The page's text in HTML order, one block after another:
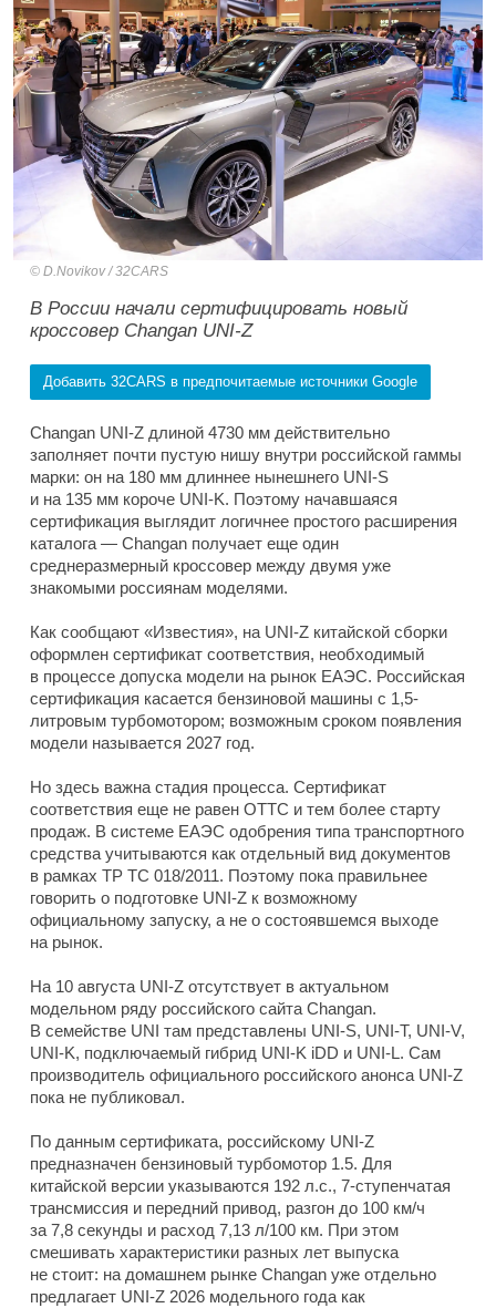
D.Novikov / 32CARS
В России начали сертифицировать новый
кроссовер Changan UNI-Z
Добавить 32CARS в предпочитаемые источники Google
Changan UNI-Z длиной 4730 мм действительно
заполняет почти пустую нишу внутри российской гаммы
марки: он на 180 мм длиннее нынешнего UNI-S
и на 135 мм короче UNI-K. Поэтому начавшаяся
сертификация выглядит логичнее простого расширения
каталога — Changan получает еще один
среднеразмерный кроссовер между двумя уже
знакомыми россиянам моделями.
Как сообщают «Известия», на UNI-Z китайской сборки
оформлен сертификат соответствия, необходимый
в процессе допуска модели на рынок ЕАЭС. Российская
сертификация касается бензиновой машины с 1,5-
литровым турбомотором; возможным сроком появления
модели называется 2027 год.
Но здесь важна стадия процесса. Сертификат
соответствия еще не равен ОТТС и тем более старту
продаж. В системе ЕАЭС одобрения типа транспортного
средства учитываются как отдельный вид документов
в рамках ТР ТС 018/2011. Поэтому пока правильнее
говорить о подготовке UNI-Z к возможному
официальному запуску, а не о состоявшемся выходе
на рынок.
На 10 августа UNI-Z отсутствует в актуальном
модельном ряду российского сайта Changan.
В семействе UNI там представлены UNI-S, UNI-T, UNI-V,
UNI-K, подключаемый гибрид UNI-K iDD и UNI-L. Сам
производитель официального российского анонса UNI-Z
пока не публиковал.
По данным сертификата, российскому UNI-Z
предназначен бензиновый турбомотор 1.5. Для
китайской версии указываются 192 л.с., 7-ступенчатая
трансмиссия и передний привод, разгон до 100 км/ч
за 7,8 секунды и расход 7,13 л/100 км. При этом
смешивать характеристики разных лет выпуска
не стоит: на домашнем рынке Changan уже отдельно
предлагает UNI-Z 2026 модельного года как